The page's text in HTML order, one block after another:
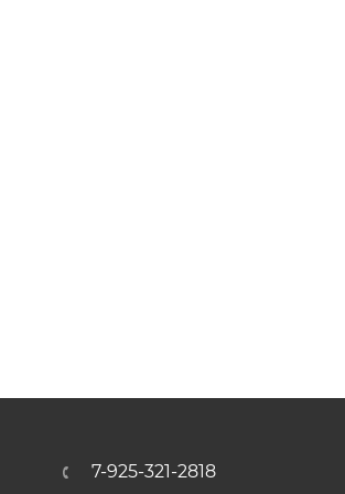
7-925-321-2818